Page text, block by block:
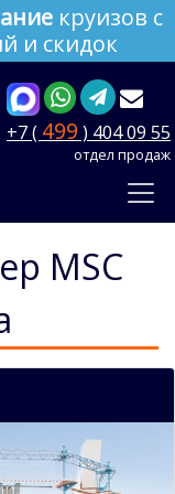
круизов с
и скидок
+7 ( 499 ) 404 09 55
отдел продаж
MSC